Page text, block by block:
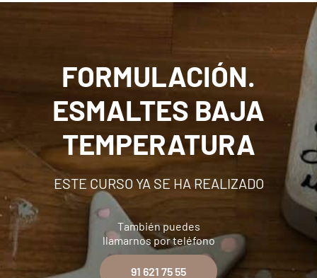
FORMULACIÓN.
ESMALTES BAJA
TEMPERATURA
ESTE CURSO YA SE HA REALIZADO
También puedes
llamarnos por teléfono
91 621 75 55